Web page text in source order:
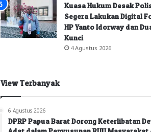
Kuasa Hukum Desak
Segera Lakukan Digital
HP Yanto Idorway dan
Kunci
4 Agustus 2026
View Terbanyak
6 Agustus 2026
DPRP Papua Barat Dorong Keterlibatan